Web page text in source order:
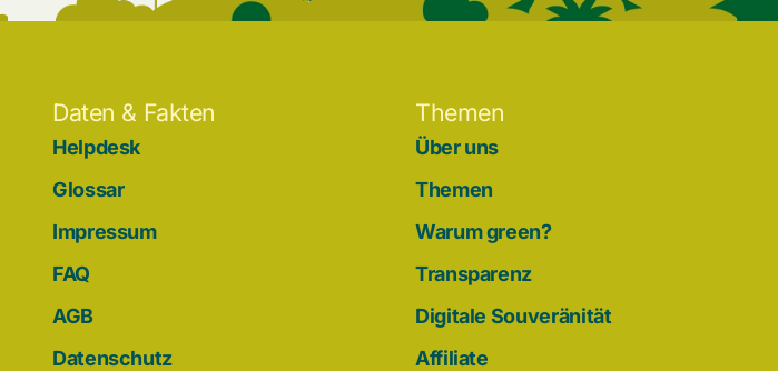
Daten & Fakten
Helpdesk
Glossar
Impressum
FAQ
AGB
Datenschutz
Themen
Über uns
Themen
Warum green?
Transparenz
Digitale Souveränität
Affiliate